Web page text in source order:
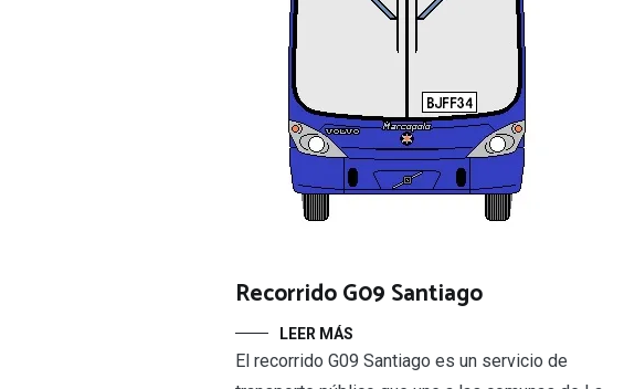
Recorrido G09 Santiago
LEER MÁS
El recorrido G09 Santiago es un servicio de